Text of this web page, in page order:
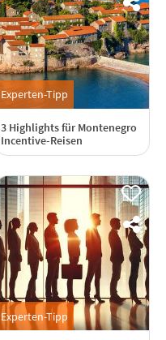
Experten-Tipp
3 Highlights für Montenegro
Incentive-Reisen
Experten-Tipp